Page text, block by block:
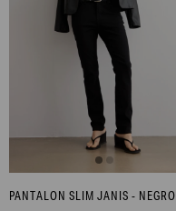
PANTALON SLIM JANIS - NEGRO